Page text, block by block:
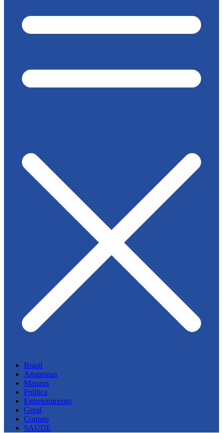
Brasil
Amazonas
Manaus
Política
Entretenimento
Geral
Contato
SAUDE